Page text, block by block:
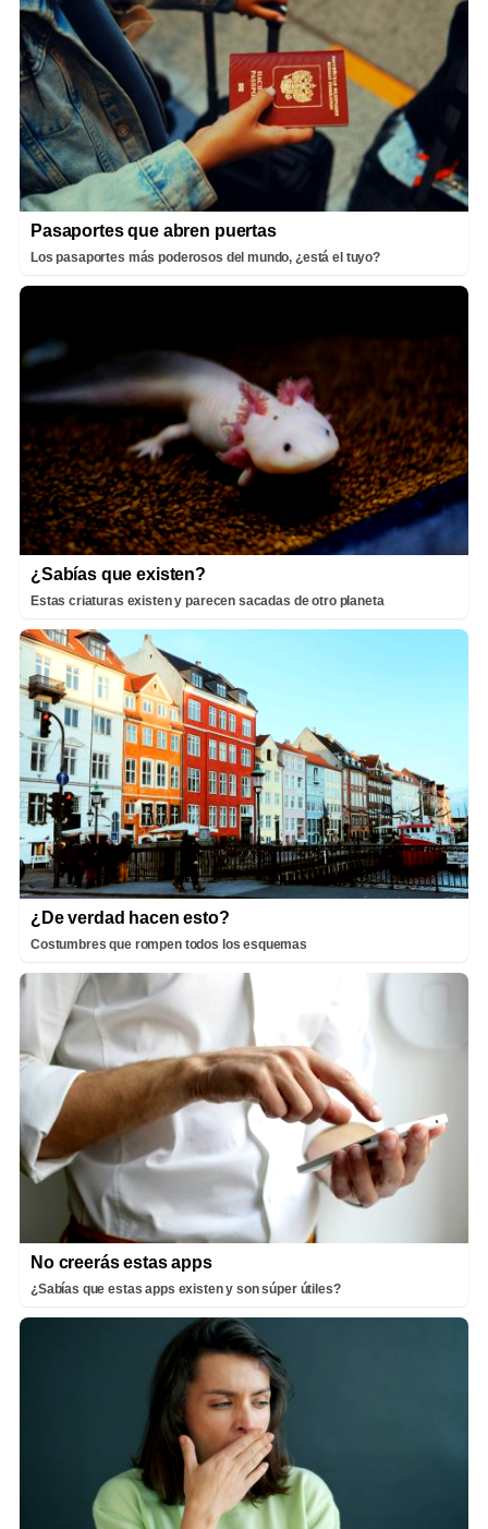
Pasaportes que abren puertas
Los pasaportes más poderosos del mundo, ¿está el tuyo?
¿Sabías que existen?
Estas criaturas existen y parecen sacadas de otro planeta
¿De verdad hacen esto?
Costumbres que rompen todos los esquemas
No creerás estas apps
¿Sabías que estas apps existen y son súper útiles?